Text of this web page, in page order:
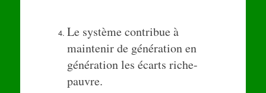
Le système contribue à
maintenir de génération en
génération les écarts riche-
pauvre.